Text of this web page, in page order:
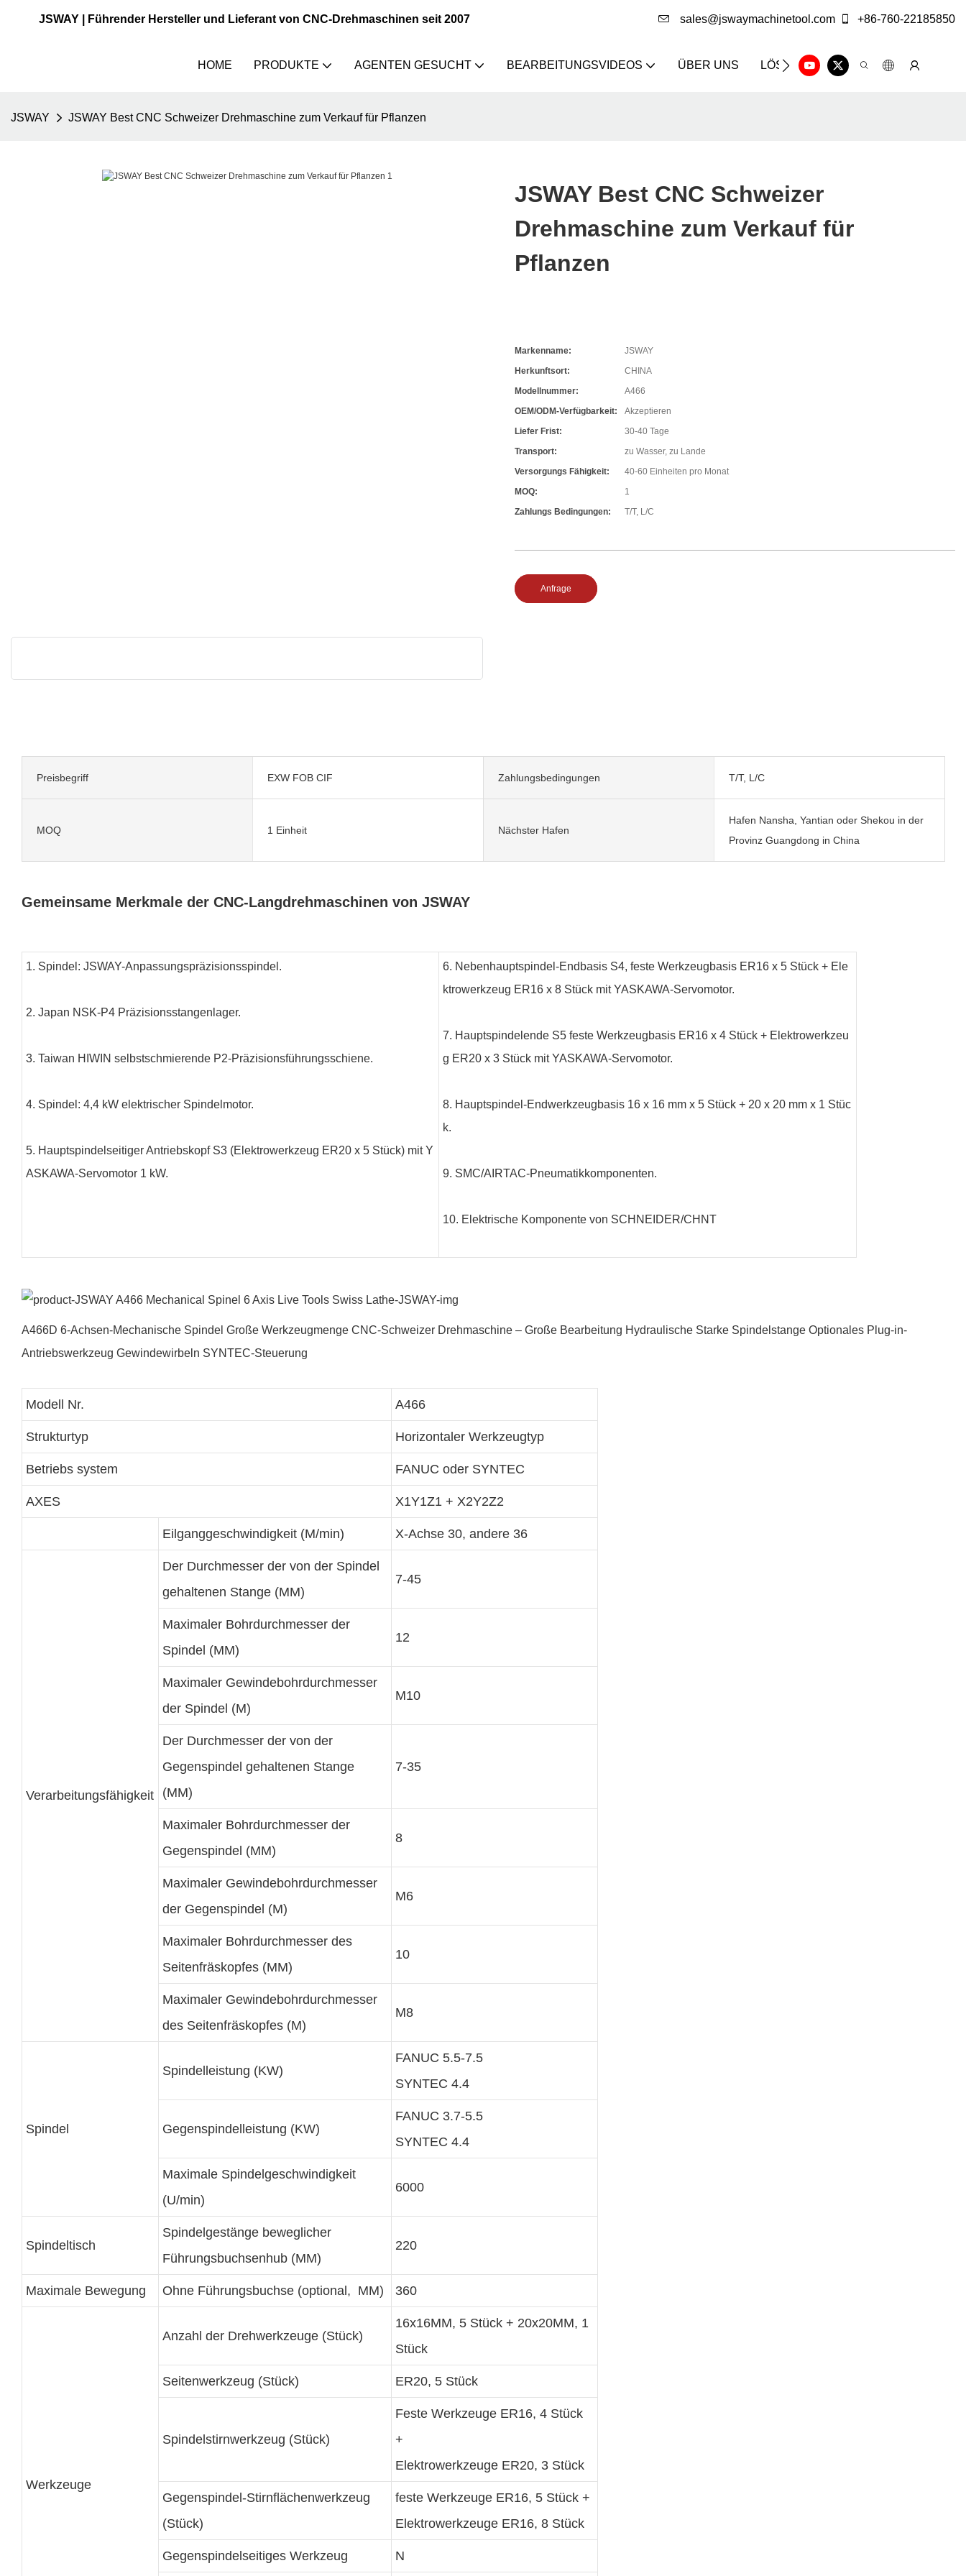
JSWAY | Führender Hersteller und Lieferant von CNC-Drehmaschinen seit 2007 sales@jswaymachinetool.com +86-760-22185850
HOME PRODUKTE AGENTEN GESUCHT BEARBEITUNGSVIDEOS ÜBER UNS LÖSUNG INFOCENTER
JSWAY JSWAY Best CNC Schweizer Drehmaschine zum Verkauf für Pflanzen
JSWAY Best CNC Schweizer
Drehmaschine zum Verkauf für
Pflanzen
Markenname:
JSWAY
Herkunftsort:
CHINA
Modellnummer:
A466
OEM/ODM-Verfügbarkeit:
Akzeptieren
Liefer Frist:
30-40 Tage
Transport:
zu Wasser, zu Lande
Versorgungs Fähigkeit:
40-60 Einheiten pro Monat
MOQ:
1
Zahlungs Bedingungen:
T/T, L/C
Anfrage
Preisbegriff EXW FOB CIF Zahlungsbedingungen T/T, L/C
MOQ 1 Einheit Nächster Hafen
Hafen Nansha, Yantian oder Shekou in der
Provinz Guangdong in China
Gemeinsame Merkmale der CNC-Langdrehmaschinen von JSWAY
1. Spindel: JSWAY-Anpassungspräzisionsspindel.
2. Japan NSK-P4 Präzisionsstangenlager.
3. Taiwan HIWIN selbstschmierende P2-Präzisionsführungsschiene.
4. Spindel: 4,4 kW elektrischer Spindelmotor.
5. Hauptspindelseitiger Antriebskopf S3 (Elektrowerkzeug ER20 x 5 Stück) mit Y
ASKAWA-Servomotor 1 kW.
6. Nebenhauptspindel-Endbasis S4, feste Werkzeugbasis ER16 x 5 Stück + Ele
ktrowerkzeug ER16 x 8 Stück mit YASKAWA-Servomotor.
7. Hauptspindelende S5 feste Werkzeugbasis ER16 x 4 Stück + Elektrowerkzeu
g ER20 x 3 Stück mit YASKAWA-Servomotor.
8. Hauptspindel-Endwerkzeugbasis 16 x 16 mm x 5 Stück + 20 x 20 mm x 1 Stüc
k.
9. SMC/AIRTAC-Pneumatikkomponenten.
10. Elektrische Komponente von SCHNEIDER/CHNT
A466D 6-Achsen-Mechanische Spindel Große Werkzeugmenge CNC-Schweizer Drehmaschine – Große Bearbeitung Hydraulische Starke Spindelstange Optionales Plug-in-
Antriebswerkzeug Gewindewirbeln SYNTEC-Steuerung
Modell Nr. A466
Strukturtyp Horizontaler Werkzeugtyp
Betriebs system FANUC oder SYNTEC
AXES X1Y1Z1 + X2Y2Z2
Eilganggeschwindigkeit (M/min) X-Achse 30, andere 36
Verarbeitungsfähigkeit
Der Durchmesser der von der Spindel
gehaltenen Stange (MM)
7-45
Maximaler Bohrdurchmesser der
Spindel (MM)
12
Maximaler Gewindebohrdurchmesser
der Spindel (M)
M10
Der Durchmesser der von der
Gegenspindel gehaltenen Stange
(MM)
7-35
Maximaler Bohrdurchmesser der
Gegenspindel (MM)
8
Maximaler Gewindebohrdurchmesser
der Gegenspindel (M)
M6
Maximaler Bohrdurchmesser des
Seitenfräskopfes (MM)
10
Maximaler Gewindebohrdurchmesser
des Seitenfräskopfes (M)
M8
Spindel
Spindelleistung (KW)
FANUC 5.5-7.5
SYNTEC 4.4
Gegenspindelleistung (KW)
FANUC 3.7-5.5
SYNTEC 4.4
Maximale Spindelgeschwindigkeit
(U/min)
6000
Spindeltisch
Spindelgestänge beweglicher
Führungsbuchsenhub (MM)
220
Maximale Bewegung Ohne Führungsbuchse (optional, MM) 360
Werkzeuge
Anzahl der Drehwerkzeuge (Stück)
16x16MM, 5 Stück + 20x20MM, 1
Stück
Seitenwerkzeug (Stück) ER20, 5 Stück
Spindelstirnwerkzeug (Stück)
Feste Werkzeuge ER16, 4 Stück
+
Elektrowerkzeuge ER20, 3 Stück
Gegenspindel-Stirnflächenwerkzeug
(Stück)
feste Werkzeuge ER16, 5 Stück +
Elektrowerkzeuge ER16, 8 Stück
Gegenspindelseitiges Werkzeug N